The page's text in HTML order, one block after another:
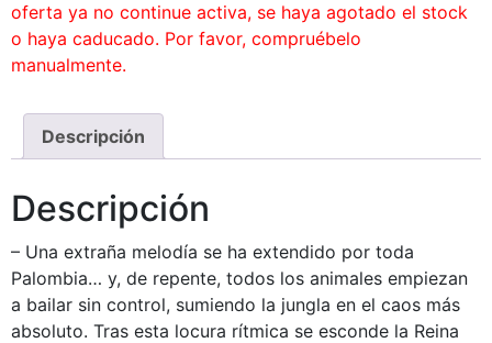
oferta ya no continue activa, se haya agotado el stock
o haya caducado. Por favor, compruébelo
manualmente.
Descripción
Descripción
– Una extraña melodía se ha extendido por toda
Palombia… y, de repente, todos los animales empiezan
a bailar sin control, sumiendo la jungla en el caos más
absoluto. Tras esta locura rítmica se esconde la Reina